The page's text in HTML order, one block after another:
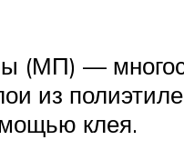
(МП) —
из
клея.